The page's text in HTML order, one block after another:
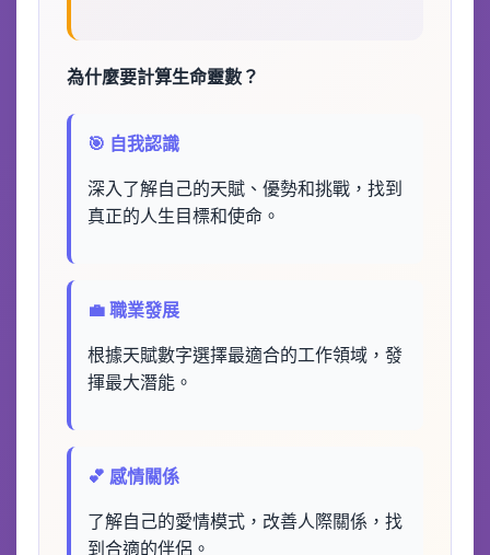
為什麼要計算生命靈數？
🎯 自我認識
深入了解自己的天賦、優勢和挑戰，找到
真正的人生目標和使命。
💼 職業發展
根據天賦數字選擇最適合的工作領域，發
揮最大潛能。
💕 感情關係
了解自己的愛情模式，改善人際關係，找
到合適的伴侶。